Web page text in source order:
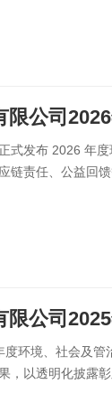
公司
式发布 2026 年
责任、公益回
公司
环境、社会及
以透明化披露